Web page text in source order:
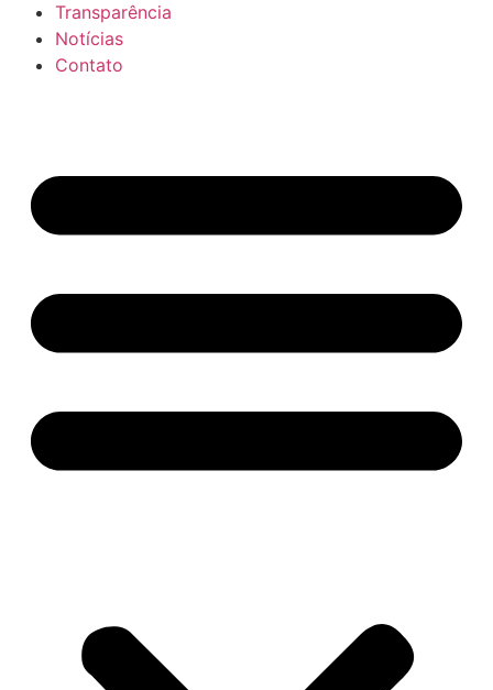
Transparência
Notícias
Contato